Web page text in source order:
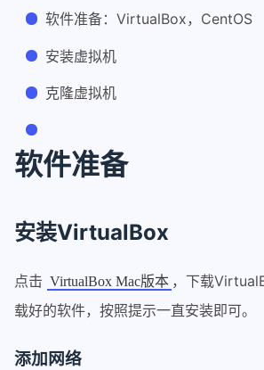
软件准备：VirtualBox，CentOS
安装虚拟机
克隆虚拟机
软件准备
安装VirtualBox
点击 VirtualBox Mac版本 ，下载
载好的软件，按照提示一直安装即可。
添加网络